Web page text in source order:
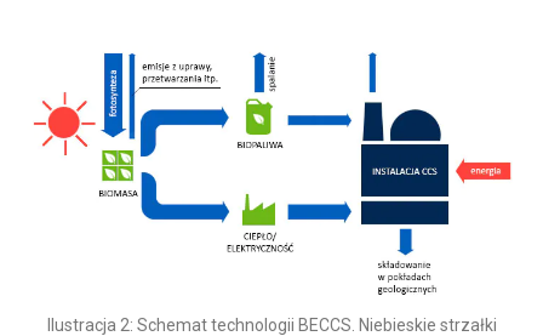
Ilustracja 2: Schemat technologii BECCS. Niebieskie strzałki